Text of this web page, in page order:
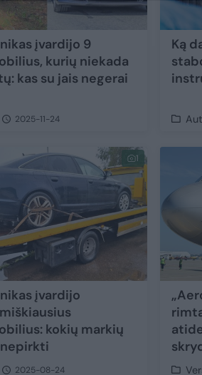
įvardijo 9
kurių niekada
kas su jais negerai
2025-11-24
Ką
1
įvardijo
kokių markių
2025-08-24